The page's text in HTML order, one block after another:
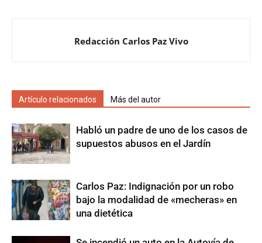
Redacción Carlos Paz Vivo
Artículo relacionados Más del autor
Habló un padre de uno de los casos de
supuestos abusos en el Jardín
Carlos Paz: Indignación por un robo
bajo la modalidad de «mecheras» en
una dietética